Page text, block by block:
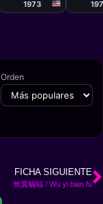
Love George
1973
Orden
FICHA SIGUIENTE
無翼蝙蝠 / Wu yi bian fu